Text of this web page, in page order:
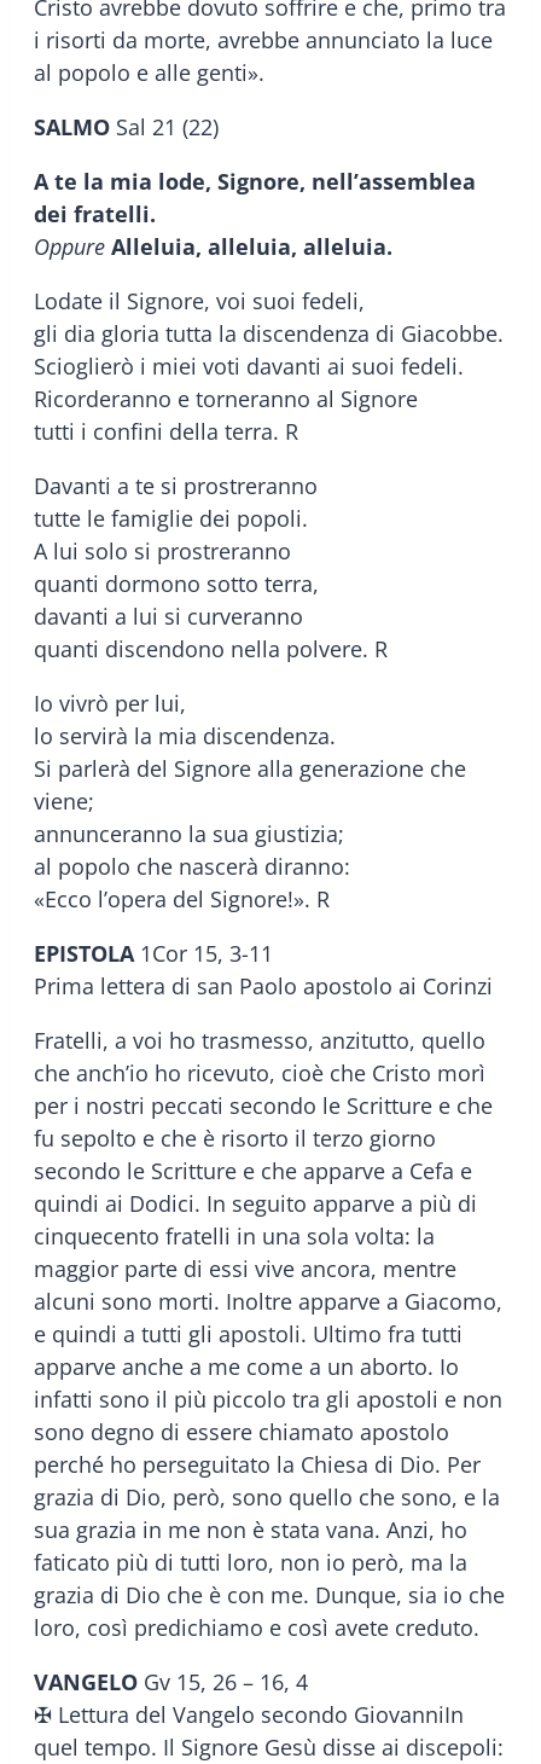
Cristo avrebbe dovuto soffrire e che, primo tra
i risorti da morte, avrebbe annunciato la luce
al popolo e alle genti».
SALMO Sal 21 (22)
A te la mia lode, Signore, nell’assemblea
dei fratelli.
Oppure Alleluia, alleluia, alleluia.
Lodate il Signore, voi suoi fedeli,
gli dia gloria tutta la discendenza di Giacobbe.
Scioglierò i miei voti davanti ai suoi fedeli.
Ricorderanno e torneranno al Signore
tutti i confini della terra. R
Davanti a te si prostreranno
tutte le famiglie dei popoli.
A lui solo si prostreranno
quanti dormono sotto terra,
davanti a lui si curveranno
quanti discendono nella polvere. R
Io vivrò per lui,
lo servirà la mia discendenza.
Si parlerà del Signore alla generazione che
viene;
annunceranno la sua giustizia;
al popolo che nascerà diranno:
«Ecco l’opera del Signore!». R
EPISTOLA1Cor 15, 3-11
Prima lettera di san Paolo apostolo ai Corinzi
Fratelli, a voi ho trasmesso, anzitutto, quello
che anch’io ho ricevuto, cioè che Cristo morì
per i nostri peccati secondo le Scritture e che
fu sepolto e che è risorto il terzo giorno
secondo le Scritture e che apparve a Cefa e
quindi ai Dodici. In seguito apparve a più di
cinquecento fratelli in una sola volta: la
maggior parte di essi vive ancora, mentre
alcuni sono morti. Inoltre apparve a Giacomo,
e quindi a tutti gli apostoli. Ultimo fra tutti
apparve anche a me come a un aborto. Io
infatti sono il più piccolo tra gli apostoli e non
sono degno di essere chiamato apostolo
perché ho perseguitato la Chiesa di Dio. Per
grazia di Dio, però, sono quello che sono, e la
sua grazia in me non è stata vana. Anzi, ho
faticato più di tutti loro, non io però, ma la
grazia di Dio che è con me. Dunque, sia io che
loro, così predichiamo e così avete creduto.
VANGELO Gv 15, 26 – 16, 4
✠ Lettura del Vangelo secondo GiovanniIn
quel tempo. Il Signore Gesù disse ai discepoli: